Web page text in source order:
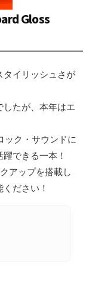
Gloss
タイリッシュさが
たが、本年はエ
ック・サウンドに
できる一本！
アップを搭載し
ださい！